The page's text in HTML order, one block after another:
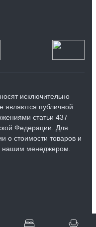
исключительно
являются публичной
статьи 437
Федерации. Для
о стоимости товаров и
нашим менеджером.
с обивкой из велюра и